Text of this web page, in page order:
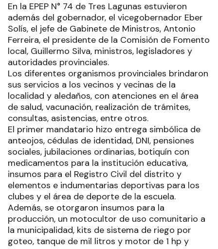
En la EPEP N° 74 de Tres Lagunas estuvieron
además del gobernador, el vicegobernador Eber
Solís, el jefe de Gabinete de Ministros, Antonio
Ferreira, el presidente de la Comisión de Fomento
local, Guillermo Silva, ministros, legisladores y
autoridades provinciales.
Los diferentes organismos provinciales brindaron
sus servicios a los vecinos y vecinas de la
localidad y aledaños, con atenciones en el área
de salud, vacunación, realización de trámites,
consultas, asistencias, entre otros.
El primer mandatario hizo entrega simbólica de
anteojos, cédulas de identidad, DNI, pensiones
sociales, jubilaciones ordinarias, botiquín con
medicamentos para la institución educativa,
insumos para el Registro Civil del distrito y
elementos e indumentarias deportivas para los
clubes y el área de deporte de la escuela.
Además, se otorgaron insumos para la
producción, un motocultor de uso comunitario a
la municipalidad, kits de sistema de riego por
goteo, tanque de mil litros y motor de 1 hp y